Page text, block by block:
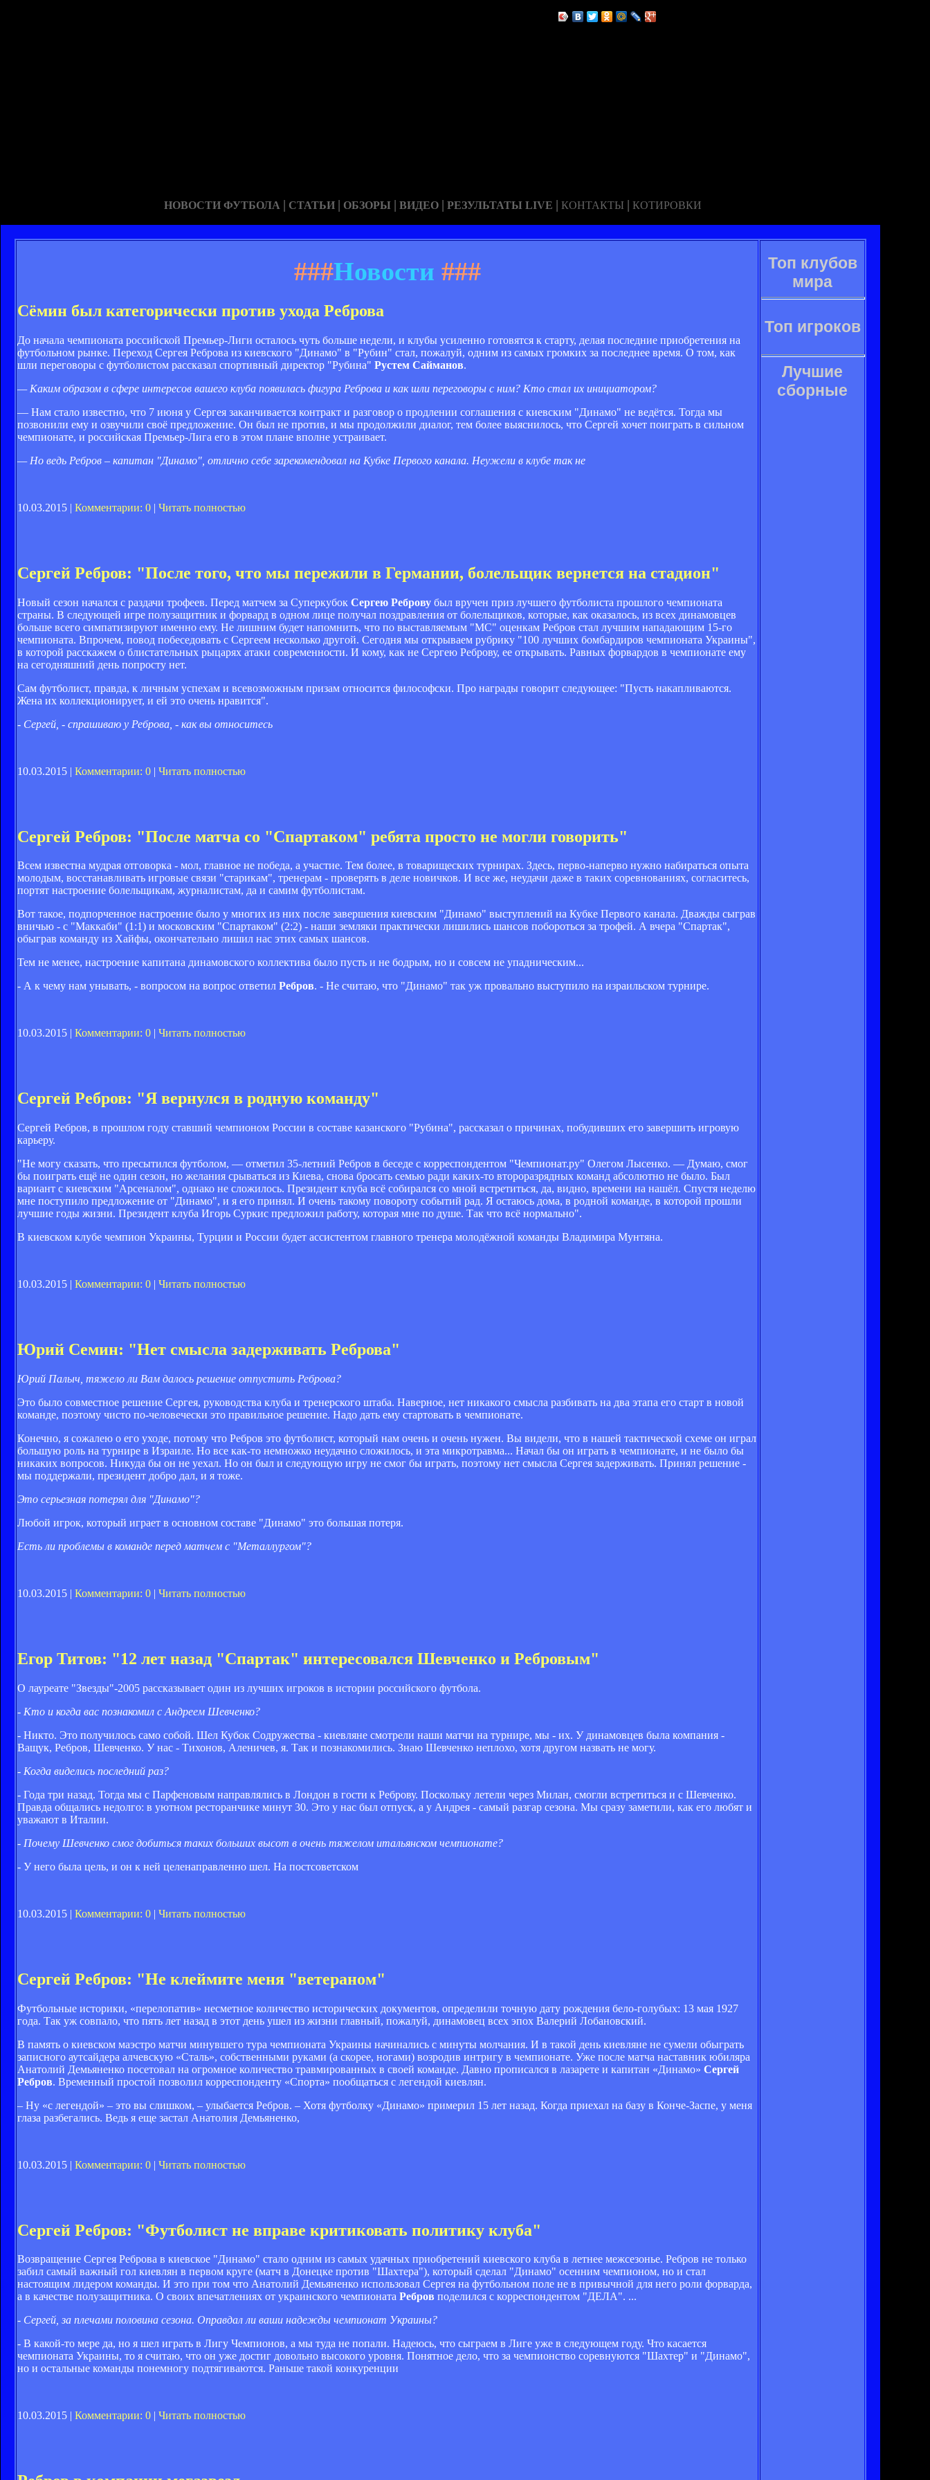
НОВОСТИ ФУТБОЛА | СТАТЬИ | ОБЗОРЫ | ВИДЕО | РЕЗУЛЬТАТЫ LIVE | КОНТАКТЫ | КОТИРОВКИ
###Новости ###
Сёмин был категорически против ухода Реброва
До начала чемпионата российской Премьер-Лиги осталось чуть больше недели, и клубы усиленно готовятся к старту, делая последние приобретения на
футбольном рынке. Переход Сергея Реброва из киевского "Динамо" в "Рубин" стал, пожалуй, одним из самых громких за последнее время. О том, как
шли переговоры с футболистом рассказал спортивный директор "Рубина" Рустем Сайманов.
— Каким образом в сфере интересов вашего клуба появилась фигура Реброва и как шли переговоры с ним? Кто стал их инициатором?
— Нам стало известно, что 7 июня у Сергея заканчивается контракт и разговор о продлении соглашения с киевским "Динамо" не ведётся. Тогда мы
позвонили ему и озвучили своё предложение. Он был не против, и мы продолжили диалог, тем более выяснилось, что Сергей хочет поиграть в сильном
чемпионате, и российская Премьер-Лига его в этом плане вполне устраивает.
— Но ведь Ребров – капитан "Динамо", отлично себе зарекомендовал на Кубке Первого канала. Неужели в клубе так не
10.03.2015 | Комментарии: 0 | Читать полностью
Сергей Ребров: "После того, что мы пережили в Германии, болельщик вернется на стадион"
Новый сезон начался с раздачи трофеев. Перед матчем за Суперкубок Сергею Реброву был вручен приз лучшего футболиста прошлого чемпионата
страны. В следующей игре полузащитник и форвард в одном лице получал поздравления от болельщиков, которые, как оказалось, из всех динамовцев
больше всего симпатизируют именно ему. Не лишним будет напомнить, что по выставляемым "МС" оценкам Ребров стал лучшим нападающим 15-го
чемпионата. Впрочем, повод побеседовать с Сергеем несколько другой. Сегодня мы открываем рубрику "100 лучших бомбардиров чемпионата Украины",
в которой расскажем о блистательных рыцарях атаки современности. И кому, как не Сергею Реброву, ее открывать. Равных форвардов в чемпионате ему
на сегодняшний день попросту нет.
Сам футболист, правда, к личным успехам и всевозможным призам относится философски. Про награды говорит следующее: "Пусть накапливаются.
Жена их коллекционирует, и ей это очень нравится".
- Сергей, - спрашиваю у Реброва, - как вы относитесь
10.03.2015 | Комментарии: 0 | Читать полностью
Сергей Ребров: "После матча со "Спартаком" ребята просто не могли говорить"
Всем известна мудрая отговорка - мол, главное не победа, а участие. Тем более, в товарищеских турнирах. Здесь, перво-наперво нужно набираться опыта
молодым, восстанавливать игровые связи "старикам", тренерам - проверять в деле новичков. И все же, неудачи даже в таких соревнованиях, согласитесь,
портят настроение болельщикам, журналистам, да и самим футболистам.
Вот такое, подпорченное настроение было у многих из них после завершения киевским "Динамо" выступлений на Кубке Первого канала. Дважды сыграв
вничью - с "Маккаби" (1:1) и московским "Спартаком" (2:2) - наши земляки практически лишились шансов побороться за трофей. А вчера "Спартак",
обыграв команду из Хайфы, окончательно лишил нас этих самых шансов.
Тем не менее, настроение капитана динамовского коллектива было пусть и не бодрым, но и совсем не упадническим...
- А к чему нам унывать, - вопросом на вопрос ответил Ребров. - Не считаю, что "Динамо" так уж провально выступило на израильском турнире.
10.03.2015 | Комментарии: 0 | Читать полностью
Сергей Ребров: "Я вернулся в родную команду"
Сергей Ребров, в прошлом году ставший чемпионом России в составе казанского "Рубина", рассказал о причинах, побудивших его завершить игровую
карьеру.
"Не могу сказать, что пресытился футболом, — отметил 35-летний Ребров в беседе с корреспондентом "Чемпионат.ру" Олегом Лысенко. — Думаю, смог
бы поиграть ещё не один сезон, но желания срываться из Киева, снова бросать семью ради каких-то второразрядных команд абсолютно не было. Был
вариант с киевским "Арсеналом", однако не сложилось. Президент клуба всё собирался со мной встретиться, да, видно, времени на нашёл. Спустя неделю
мне поступило предложение от "Динамо", и я его принял. И очень такому повороту событий рад. Я остаюсь дома, в родной команде, в которой прошли
лучшие годы жизни. Президент клуба Игорь Суркис предложил работу, которая мне по душе. Так что всё нормально".
В киевском клубе чемпион Украины, Турции и России будет ассистентом главного тренера молодёжной команды Владимира Мунтяна.
10.03.2015 | Комментарии: 0 | Читать полностью
Юрий Семин: "Нет смысла задерживать Реброва"
Юрий Палыч, тяжело ли Вам далось решение отпустить Реброва?
Это было совместное решение Сергея, руководства клуба и тренерского штаба. Наверное, нет никакого смысла разбивать на два этапа его старт в новой
команде, поэтому чисто по-человечески это правильное решение. Надо дать ему стартовать в чемпионате.
Конечно, я сожалею о его уходе, потому что Ребров это футболист, который нам очень и очень нужен. Вы видели, что в нашей тактической схеме он играл
большую роль на турнире в Израиле. Но все как-то немножко неудачно сложилось, и эта микротравма... Начал бы он играть в чемпионате, и не было бы
никаких вопросов. Никуда бы он не уехал. Но он был и следующую игру не смог бы играть, поэтому нет смысла Сергея задерживать. Принял решение -
мы поддержали, президент добро дал, и я тоже.
Это серьезная потерял для "Динамо"?
Любой игрок, который играет в основном составе "Динамо" это большая потеря.
Есть ли проблемы в команде перед матчем с "Металлургом"?
10.03.2015 | Комментарии: 0 | Читать полностью
Егор Титов: "12 лет назад "Спартак" интересовался Шевченко и Ребровым"
О лауреате "Звезды"-2005 рассказывает один из лучших игроков в истории российского футбола.
- Кто и когда вас познакомил с Андреем Шевченко?
- Никто. Это получилось само собой. Шел Кубок Содружества - киевляне смотрели наши матчи на турнире, мы - их. У динамовцев была компания -
Ващук, Ребров, Шевченко. У нас - Тихонов, Аленичев, я. Так и познакомились. Знаю Шевченко неплохо, хотя другом назвать не могу.
- Когда виделись последний раз?
- Года три назад. Тогда мы с Парфеновым направлялись в Лондон в гости к Реброву. Поскольку летели через Милан, смогли встретиться и с Шевченко.
Правда общались недолго: в уютном ресторанчике минут 30. Это у нас был отпуск, а у Андрея - самый разгар сезона. Мы сразу заметили, как его любят и
уважают в Италии.
- Почему Шевченко смог добиться таких больших высот в очень тяжелом итальянском чемпионате?
- У него была цель, и он к ней целенаправленно шел. На постсоветском
10.03.2015 | Комментарии: 0 | Читать полностью
Сергей Ребров: "Не клеймите меня "ветераном"
Футбольные историки, «перелопатив» несметное количество исторических документов, определили точную дату рождения бело-голубых: 13 мая 1927
года. Так уж совпало, что пять лет назад в этот день ушел из жизни главный, пожалуй, динамовец всех эпох Валерий Лобановский.
В память о киевском маэстро матчи минувшего тура чемпионата Украины начинались с минуты молчания. И в такой день киевляне не сумели обыграть
записного аутсайдера алчевскую «Сталь», собственными руками (а скорее, ногами) возродив интригу в чемпионате. Уже после матча наставник юбиляра
Анатолий Демьяненко посетовал на огромное количество травмированных в своей команде. Давно прописался в лазарете и капитан «Динамо» Сергей
Ребров. Временный простой позволил корреспонденту «Спорта» пообщаться с легендой киевлян.
– Ну «с легендой» – это вы слишком, – улыбается Ребров. – Хотя футболку «Динамо» примерил 15 лет назад. Когда приехал на базу в Конче-Заспе, у меня
глаза разбегались. Ведь я еще застал Анатолия Демьяненко,
10.03.2015 | Комментарии: 0 | Читать полностью
Сергей Ребров: "Футболист не вправе критиковать политику клуба"
Возвращение Сергея Реброва в киевское "Динамо" стало одним из самых удачных приобретений киевского клуба в летнее межсезонье. Ребров не только
забил самый важный гол киевлян в первом круге (матч в Донецке против "Шахтера"), который сделал "Динамо" осенним чемпионом, но и стал
настоящим лидером команды. И это при том что Анатолий Демьяненко использовал Сергея на футбольном поле не в привычной для него роли форварда,
а в качестве полузащитника. О своих впечатлениях от украинского чемпионата Ребров поделился с корреспондентом "ДЕЛА". ...
- Сергей, за плечами половина сезона. Оправдал ли ваши надежды чемпионат Украины?
- В какой-то мере да, но я шел играть в Лигу Чемпионов, а мы туда не попали. Надеюсь, что сыграем в Лиге уже в следующем году. Что касается
чемпионата Украины, то я считаю, что он уже достиг довольно высокого уровня. Понятное дело, что за чемпионство соревнуются "Шахтер" и "Динамо",
но и остальные команды понемногу подтягиваются. Раньше такой конкуренции
10.03.2015 | Комментарии: 0 Читать полностью
Топ клубов
мира
Топ игроков
Лучшие
сборные